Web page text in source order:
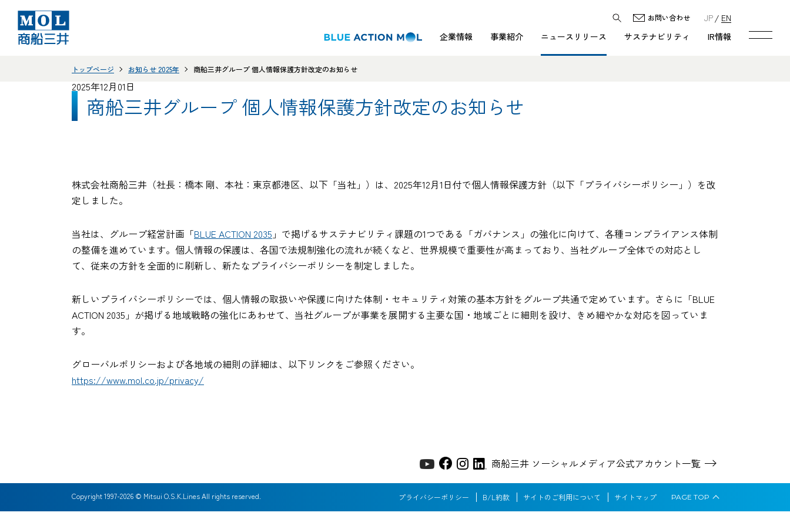
企業情報 事業紹介 ニュースリリース サステナビリティ IR情報
お問い合わせ JP EN
トップページ お知らせ 2025年 商船三井グループ 個人情報保護方針改定のお知らせ
2025年12月01日
商船三井グループ 個人情報保護方針改定のお知らせ
株式会社商船三井（社長：橋本 剛、本社：東京都港区、以下「当社」）は、2025年12月1日付で個人情報保護方針（以下「プライバシーポリシー」）を改
定しました。
当社は、グループ経営計画「BLUE ACTION 2035 」で掲げるサステナビリティ課題の1つである「ガバナンス」の強化に向けて、各種コンプライアンス体制
の整備を進めています。個人情報の保護は、各国で法規制強化の流れが続くなど、世界規模で重要性が高まっており、当社グループ全体での対応とし
て、従来の方針を全面的に刷新し、新たなプライバシーポリシーを制定しました。
新しいプライバシーポリシーでは、個人情報の取扱いや保護に向けた体制・セキュリティ対策の基本方針をグループ共通で定めています。さらに「BLUE
ACTION 2035」が掲げる地域戦略の強化にあわせて、当社グループが事業を展開する主要な国・地域ごとに細則を設け、きめ細やかな対応を図っていま
す。
グローバルポリシーおよび各地域の細則の詳細は、以下リンクをご参照ください。
https://www.mol.co.jp/privacy/
商船三井 ソーシャルメディア公式アカウント一覧
プライバシーポリシー B/L約款 サイトのご利用について サイトマップ
Copyright 1997-2026 © Mitsui O.S.K.Lines All rights reserved. PAGE TOP